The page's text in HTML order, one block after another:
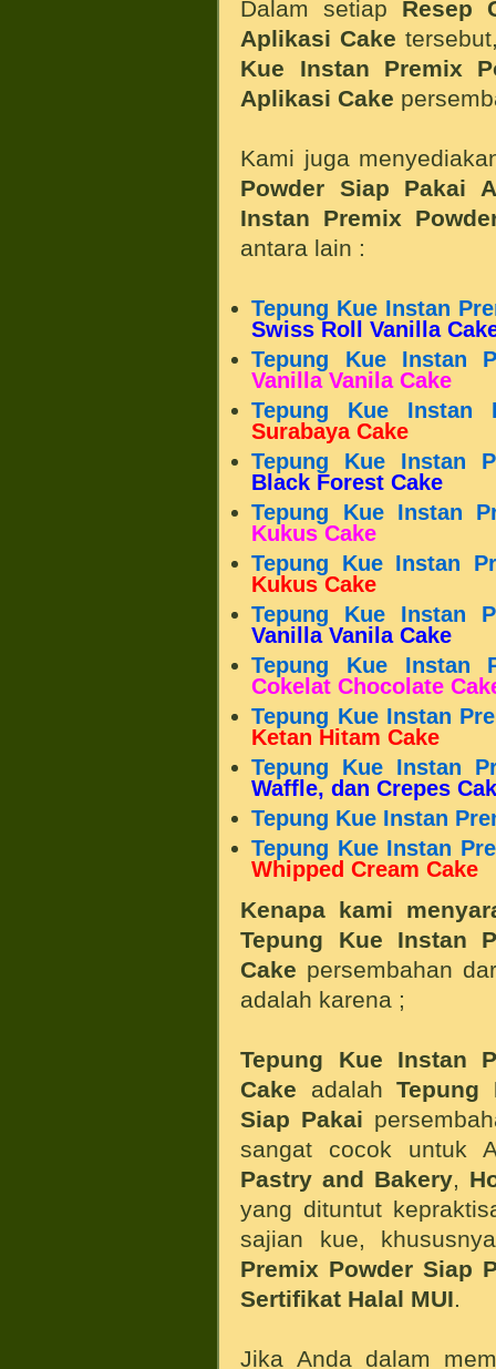
Dalam setiap Resep
Aplikasi Cake
Kue Instan Premix
Aplikasi Cake
Kami juga
Powder Siap Pakai
Instan Premix
antara lain :
Tepung Kue Instan
Swiss Roll Vanilla
Tepung Kue Instan
Vanilla Vanila Cake
Tepung Kue
Surabaya Cake
Tepung Kue Instan
Black Forest Cake
Tepung Kue Instan
Kukus Cake
Tepung Kue Instan
Kukus Cake
Tepung Kue Instan
Vanilla Vanila Cake
Tepung Kue Instan
Cokelat Chocolate
Tepung Kue Instan
Ketan Hitam Cake
Tepung Kue Instan
Waffle, dan Crepes
Tepung Kue Instan
Tepung Kue Instan
Whipped Cream Cake
Kenapa kami
Tepung Kue Instan
Cake persembahan
adalah karena ;
Tepung Kue Instan
Cake adalah
Siap Pakai
sangat cocok untuk
Pastry and Bakery
yang dituntut
sajian kue,
Premix Powder Siap
Sertifikat Halal MUI
Jika Anda dalam